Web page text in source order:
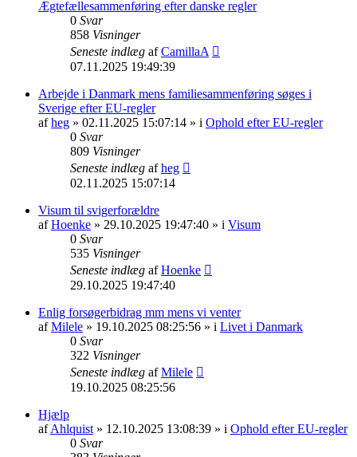
Ægtefællesammenføring efter danske regler
0 Svar
858 Visninger
Seneste indlæg afCamillaA
07.11.2025 19:49:39
Arbejde i Danmark mens familiesammenføring søges i
Sverige efter EU-regler
afheg » 02.11.2025 15:07:14 » i Ophold efter EU-regler
0 Svar
809 Visninger
Seneste indlæg afheg
02.11.2025 15:07:14
Visum til svigerforældre
afHoenke » 29.10.2025 19:47:40 » i Visum
0 Svar
535 Visninger
Seneste indlæg afHoenke
29.10.2025 19:47:40
Enlig forsøgerbidrag mm mens vi venter
afMilele » 19.10.2025 08:25:56 » i Livet i Danmark
0 Svar
322 Visninger
Seneste indlæg afMilele
19.10.2025 08:25:56
Hjælp
afAhlquist » 12.10.2025 13:08:39 » i Ophold efter EU-regler
0 Svar